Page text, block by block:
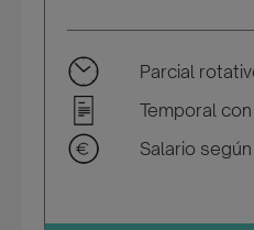
Parcial
Salario